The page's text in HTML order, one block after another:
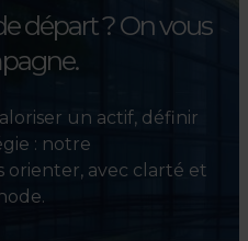
départ ?On vous
un actif, définir
: notre
orienter, avec clarté et